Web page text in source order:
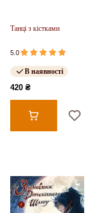
Танці з кістками
5.0
В наявності
420 ₴